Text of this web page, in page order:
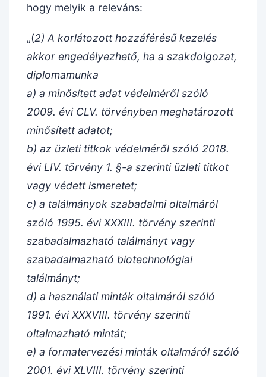
hogy melyik a releváns:
„(2) A korlátozott hozzáférésű kezelés
akkor engedélyezhető, ha a szakdolgozat,
diplomamunka
a) a minősített adat védelméről szóló
2009. évi CLV. törvényben meghatározott
minősített adatot;
b) az üzleti titkok védelméről szóló 2018.
évi LIV. törvény 1. §-a szerinti üzleti titkot
vagy védett ismeretet;
c) a találmányok szabadalmi oltalmáról
szóló 1995. évi XXXIII. törvény szerinti
szabadalmazható találmányt vagy
szabadalmazható biotechnológiai
találmányt;
d) a használati minták oltalmáról szóló
1991. évi XXXVIII. törvény szerinti
oltalmazható mintát;
e) a formatervezési minták oltalmáról szóló
2001. évi XLVIII. törvény szerinti